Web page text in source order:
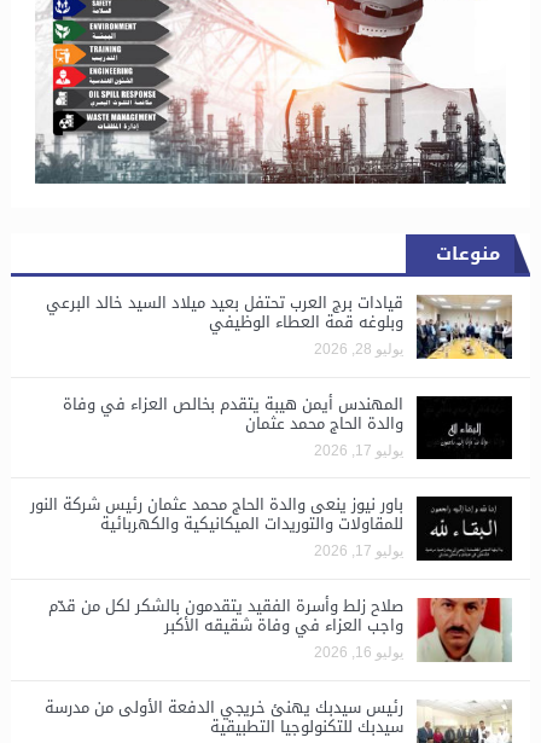
منوعات
قيادات برج العرب تحتفل بعيد ميلاد السيد خالد البرعي
وبلوغه قمة العطاء الوظيفي
يوليو 28, 2026
المهندس أيمن هيبة يتقدم بخالص العزاء في وفاة
والدة الحاج محمد عثمان
يوليو 17, 2026
باور نيوز ينعى والدة الحاج محمد عثمان رئيس شركة النور
للمقاولات والتوريدات الميكانيكية والكهربائية
يوليو 17, 2026
صلاح زلط وأسرة الفقيد يتقدمون بالشكر لكل من قدّم
واجب العزاء في وفاة شقيقه الأكبر
يوليو 16, 2026
رئيس سيدبك يهنئ خريجي الدفعة الأولى من مدرسة
سيدبك للتكنولوجيا التطبيقية